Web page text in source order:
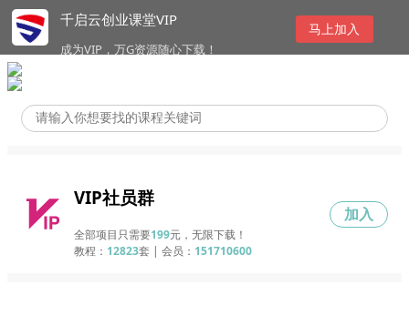
千启云创业课堂VIP
成为VIP，万G资源随心下载！
马上加入
VIP社员群
全部项目只需要199元，无限下载！
教程： 12823套 | 会员： 151710600
加入